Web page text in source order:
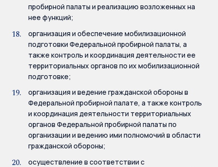
пробирной палаты и реализацию возложенных на
нее функций;
организация и обеспечение мобилизационной
подготовки Федеральной пробирной палаты, а
также контроль и координация деятельности ее
территориальных органов по их мобилизационной
подготовке;
организация и ведение гражданской обороны в
Федеральной пробирной палате, а также контроль
и координация деятельности территориальных
органов Федеральной пробирной палаты по
организации и ведению ими полномочий в области
гражданской обороны;
осуществление в соответствии с